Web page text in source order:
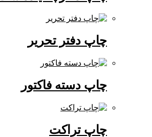
چاپ دفتر تحریر
چاپ دسته فاکتور
چاپ تراکت